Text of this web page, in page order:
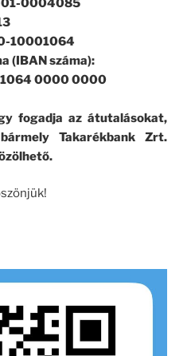
01-0004085
10001064
(IBAN száma):
1064 0000 0000
fogadja az átutalásokat,
Takarékbank Zrt.